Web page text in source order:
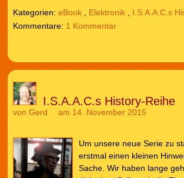
Kategorien: eBook, Elektronik, I.S.A.A.C.s
1 Kommentar
I.S.A.A.C.s History-Reihe
von Gerd am 14. November 2015
Um unsere neue Serie zu
erstmal einen kleinen
Sache. Wir haben lange